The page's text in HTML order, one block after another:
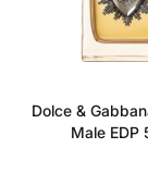
Dolce &
Male EDP